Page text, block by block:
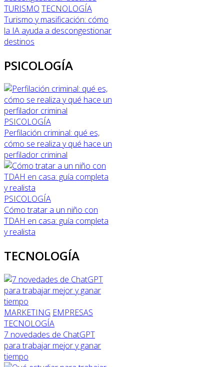
TURISMO TECNOLOGÍA
Turismo y masificación: cómo
la IA ayuda a descongestionar
destinos
PSICOLOGÍA
PSICOLOGÍA
Perfilación criminal: qué es,
cómo se realiza y qué hace un
perfilador criminal
PSICOLOGÍA
Cómo tratar a un niño con
TDAH en casa: guía completa
y realista
TECNOLOGÍA
MARKETING EMPRESAS
TECNOLOGÍA
7 novedades de ChatGPT
para trabajar mejor y ganar
tiempo